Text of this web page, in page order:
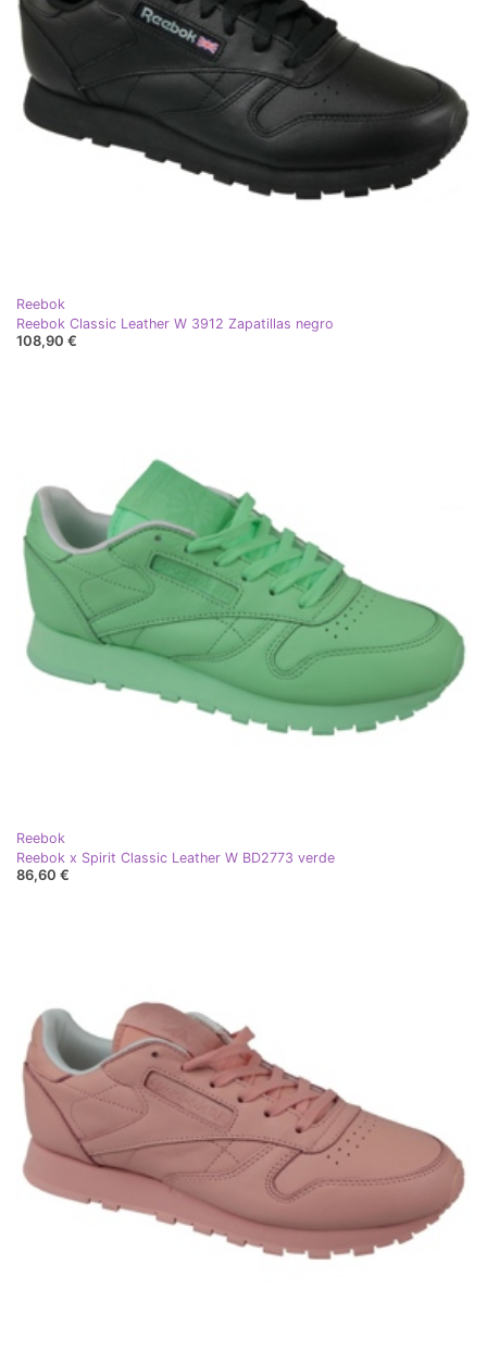
Reebok
Reebok Classic Leather W 3912 Zapatillas negro
108,90 €
Reebok
Reebok x Spirit Classic Leather W BD2773 verde
86,60 €